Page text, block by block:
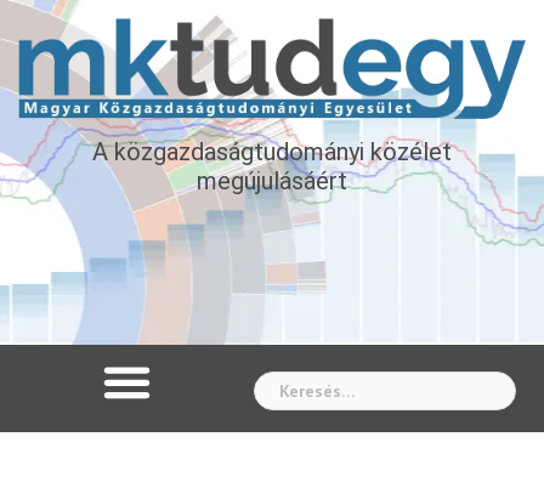
A közgazdaságtudományi közélet
megújulásáért